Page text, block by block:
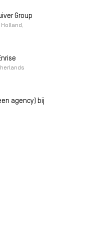
Group
agency) bij